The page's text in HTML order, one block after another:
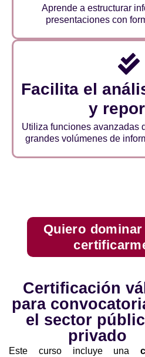
Aprende a estructurar
presentaciones con
Facilita el
y
Utiliza funciones avanzadas
grandes volúmenes de
Quiero
Certificación
para
el sector
privado
Este curso incluye una